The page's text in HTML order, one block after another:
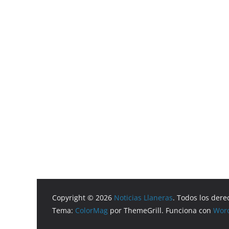
Copyright © 2026 Noticias Llaneras. Todos los
Tema: ColorMag por ThemeGrill. Funciona con